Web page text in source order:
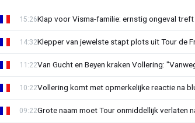
Klap voor Visma-familie: ernstig ongeval
15:26
Klepper van jewelste stapt plots uit Tour de
14:32
Van Gucht en Beyen kraken Vollering:
11:22
Vollering komt met opmerkelijke reactie na
10:22
Grote naam moet Tour onmiddellijk verlaten
09:22